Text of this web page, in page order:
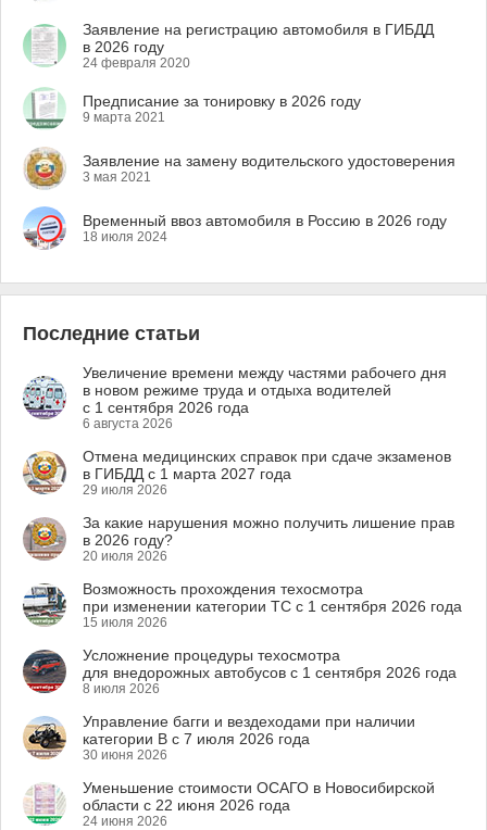
Заявление на регистрацию автомобиля в ГИБДД
в 2026 году
24 февраля 2020
Предписание за тонировку в 2026 году
9 марта 2021
Заявление на замену водительского удостоверения
3 мая 2021
Временный ввоз автомобиля в Россию в 2026 году
18 июля 2024
Последние статьи
Увеличение времени между частями рабочего дня
в новом режиме труда и отдыха водителей
с 1 сентября 2026 года
6 августа 2026
Отмена медицинских справок при сдаче экзаменов
в ГИБДД с 1 марта 2027 года
29 июля 2026
За какие нарушения можно получить лишение прав
в 2026 году?
20 июля 2026
Возможность прохождения техосмотра
при изменении категории ТС с 1 сентября 2026 года
15 июля 2026
Усложнение процедуры техосмотра
для внедорожных автобусов с 1 сентября 2026 года
8 июля 2026
Управление багги и вездеходами при наличии
категории B с 7 июля 2026 года
30 июня 2026
Уменьшение стоимости ОСАГО в Новосибирской
области с 22 июня 2026 года
24 июня 2026